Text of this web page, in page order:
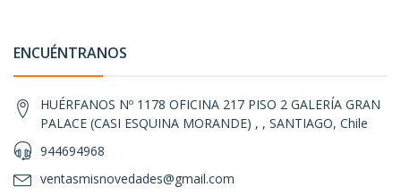
ENCUÉNTRANOS
HUÉRFANOS Nº 1178 OFICINA 217 PISO 2 GALERÍA GRAN
PALACE (CASI ESQUINA MORANDE) , , SANTIAGO, Chile
944694968
ventasmisnovedades@gmail.com